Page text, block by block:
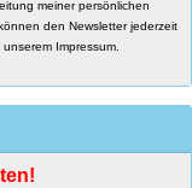
meiner persönlichen
den Newsletter jederzeit
Impressum.